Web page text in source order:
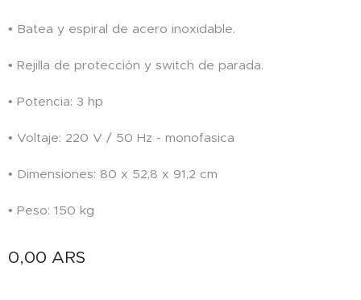
• Batea y espiral de acero inoxidable.
• Rejilla de protección y switch de parada.
• Potencia: 3 hp
• Voltaje: 220 V / 50 Hz - monofasica
• Dimensiones: 80 x 52,8 x 91,2 cm
• Peso: 150 kg
0,00 ARS